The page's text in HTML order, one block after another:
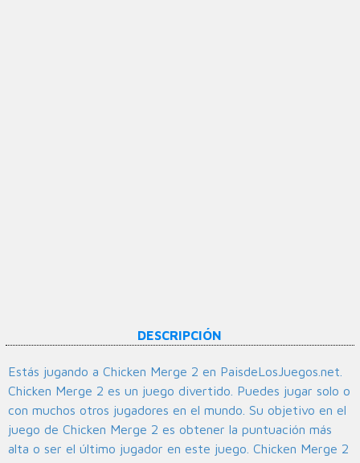
DESCRIPCIÓN
Estás jugando a Chicken Merge 2 en PaisdeLosJuegos.net.
Chicken Merge 2 es un juego divertido. Puedes jugar solo o
con muchos otros jugadores en el mundo. Su objetivo en el
juego de Chicken Merge 2 es obtener la puntuación más
alta o ser el último jugador en este juego. Chicken Merge 2